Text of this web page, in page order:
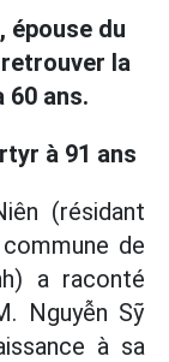
épouse du
la
60 ans.
à 91 ans
(résidant
de
a raconté
Nguyễn Sỹ
à sa